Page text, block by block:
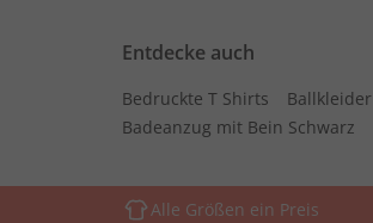
Entdecke auch
Bedruckte T Shirts Ballkleider
Badeanzug mit Bein Schwarz
Alle Größen ein Preis